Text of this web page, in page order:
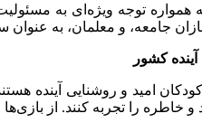
توجه ویژه‌ای به
جامعه، و معلمان، به عنوان
کشور
کودکان امید و روشنایی آینده
و خاطره را تجربه کنند. از